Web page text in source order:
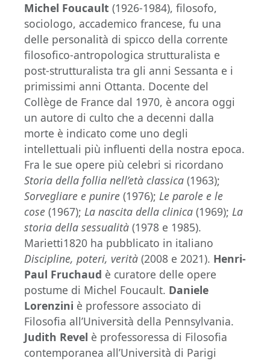
Michel Foucault (1926-1984), filosofo,
sociologo, accademico francese, fu una
delle personalità di spicco della corrente
filosofico-antropologica strutturalista e
post-strutturalista tra gli anni Sessanta e i
primissimi anni Ottanta. Docente del
Collège de France dal 1970, è ancora oggi
un autore di culto che a decenni dalla
morte è indicato come uno degli
intellettuali più influenti della nostra epoca.
Fra le sue opere più celebri si ricordano
Storia della follia nell’età classica (1963);
Sorvegliare e punire (1976); Le parole e le
cose (1967); La nascita della clinica (1969); La
storia della sessualità (1978 e 1985).
Marietti1820 ha pubblicato in italiano
Discipline, poteri, verità (2008 e 2021). Henri-
Paul Fruchaud è curatore delle opere
postume di Michel Foucault. Daniele
Lorenzini è professore associato di
Filosofia all’Università della Pennsylvania.
Judith Revel è professoressa di Filosofia
contemporanea all’Università di Parigi